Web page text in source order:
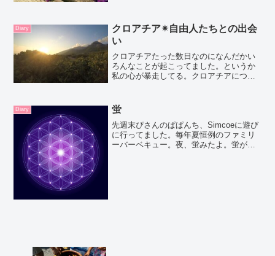
がたくさん日本各地に漂着していること
を知っているか。という...
Diary
クロアチア✴自由人たちとの出会
い
クロアチアたった数日なのになんだかい
ろんなことが起こってました。というか
私の心が暴走してる。クロアチアについ
よって言われててわたしはその気です。
出会う人、出会う人とて...
Diary 蛍
先週末ぴさんのぱぱんち、Simcoeに遊び
に行ってました。毎年夏恒例のファミリ
ーバーベキュー。夜、蛍みたよ。蛍がい